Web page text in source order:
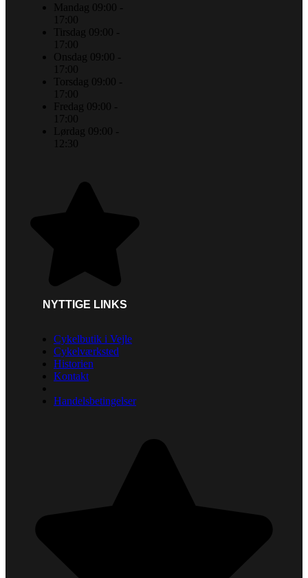
Mandag 09:00 -
17:00
Tirsdag 09:00 -
17:00
Onsdag 09:00 -
17:00
Torsdag 09:00 -
17:00
Fredag 09:00 -
17:00
Lørdag 09:00 -
12:30
NYTTIGE LINKS
Cykelbutik i Vejle
Cykelværksted
Historien
Kontakt
Handelsbetingelser